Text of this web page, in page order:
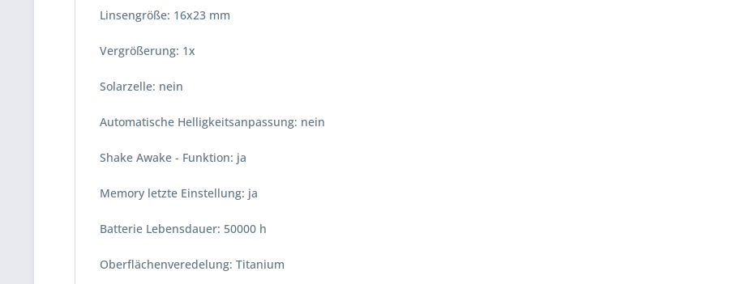
Linsengröße: 16x23 mm
Vergrößerung: 1x
Solarzelle: nein
Automatische Helligkeitsanpassung: nein
Shake Awake - Funktion: ja
Memory letzte Einstellung: ja
Batterie Lebensdauer: 50000 h
Oberflächenveredelung: Titanium